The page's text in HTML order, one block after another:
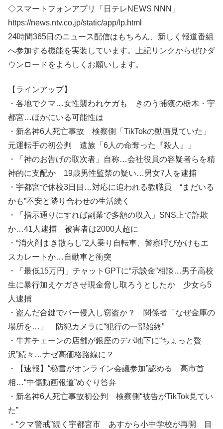
◇スマートフォンアプリ「日テレNEWS NNN」
https://news.ntv.co.jp/static/app/lp.html
24時間365日のニュース配信はもちろん、新しく報道番組
へ参加する機能を実装しています。上記リンクからぜひダ
ウンロードをよろしくお願いします。
【ラインアップ】
・各地でクマ…女性襲われケガも きのう捕獲の栃木・宇
都宮…ほかにいる可能性は
・新名神6人死亡事故 検察側「TikTokの動画見ていた」
元運転手の初公判 遺族「6人の命奪った『殺人』」
・「神のお告げの取次者」自称…会社役員の容疑者らを精
神的に支配か 19歳男性監禁の疑い…男女7人を逮捕
・宇都宮で休校3日目…対応に追われる教職員 “まだいる
かも”不安と隣り合わせの生活続く
・「指示通りにすれば副業で多額の収入」SNS上で詐欺
か…41人逮捕 被害者は2000人超に
・“消火剤まき散らし”2人乗り自転車、警察呼びかけもエ
スカレートか…自動車と衝突
・「最低15万円」チャットGPTに“示談金”相談…男子高校
生に暴行加えケガさせ現金脅し取ろうとしたか 少女ら5
人逮捕
・盗んだ合鍵でバー侵入し窃盗か？ 関係者「なぜ金庫の
場所を…」 防犯カメラに“犯行の一部始終”
・牛丼チェーンの店舗が銀座のデパ地下に“ちょっと贅
沢”続々…ナゼ高価格路線に？
・【速報】“秘書がオンライン会議参加”認める 高市首
相…“中傷動画報道”めぐり答弁
・新名神6人死亡事故初公判 検察側“被告がTikTok見てい
た”
・“クマ警戒”続く宇都宮市 あすから小中学校が再開 目